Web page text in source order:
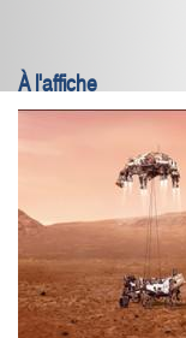
À l'affiche